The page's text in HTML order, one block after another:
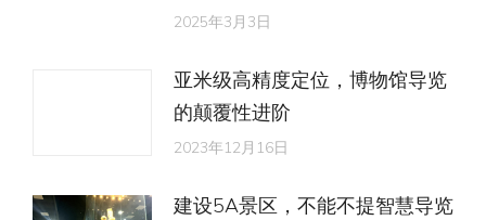
2025年3月3日
亚米级高精度定位，博物馆导览
的颠覆性进阶
2023年12月16日
建设5A景区，不能不提智慧导览